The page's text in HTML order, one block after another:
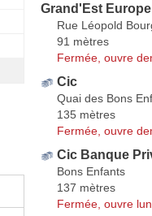
Grand'Est
Rue Léopold
91 mètres
Fermée, ouvre
Cic
Quai des Bons
135 mètres
Fermée, ouvre
Cic Banque
Bons Enfants
137 mètres
Fermée, ouvre